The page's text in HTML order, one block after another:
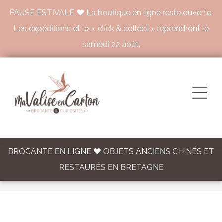
PAUSE ESTIVALE ♥ La boutique en ligne reste ouverte.
Les expéditions et le « click & collect » reprendront le
samedi 22 août.
BROCANTE EN LIGNE ♥ OBJETS ANCIENS CHINÉS ET
RESTAURÉS EN BRETAGNE